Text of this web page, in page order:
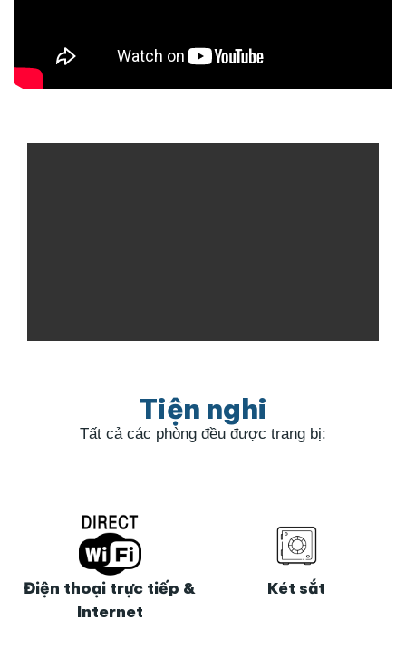
Tiện nghi
Tất cả các phòng đều được trang bị:
Điện thoại trực tiếp &
Internet
Két sắt